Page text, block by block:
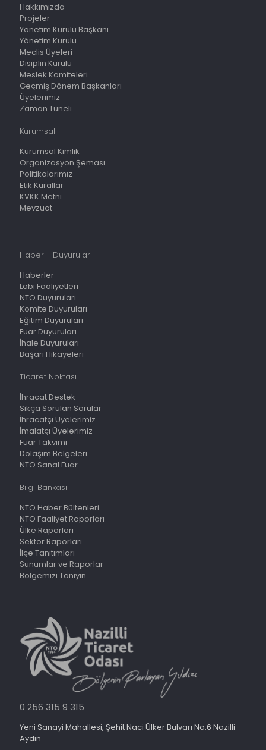
Hakkımızda
Projeler
Yönetim Kurulu Başkanı
Yönetim Kurulu
Meclis Üyeleri
Disiplin Kurulu
Meslek Komiteleri
Geçmiş Dönem Başkanları
Üyelerimiz
Zaman Tüneli
Kurumsal
Kurumsal Kimlik
Organizasyon Şeması
Politikalarımız
Etik Kurallar
KVKK Metni
Mevzuat
Haber - Duyurular
Haberler
Lobi Faaliyetleri
NTO Duyuruları
Komite Duyuruları
Eğitim Duyuruları
Fuar Duyuruları
İhale Duyuruları
Başarı Hikayeleri
Ticaret Noktası
İhracat Destek
Sıkça Sorulan Sorular
İhracatçı Üyelerimiz
İmalatçı Üyelerimiz
Fuar Takvimi
Dolaşım Belgeleri
NTO Sanal Fuar
Bilgi Bankası
NTO Haber Bültenleri
NTO Faaliyet Raporları
Ülke Raporları
Sektör Raporları
İlçe Tanıtımları
Sunumlar ve Raporlar
Bölgemizi Tanıyın
0 256 315 9 315
Yeni Sanayi Mahallesi, Şehit Naci Ülker Bulvarı No:6 Nazilli
Aydın